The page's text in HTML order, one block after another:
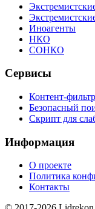
Иноагенты
НКО
СОНКО
Сервисы
Контент-фильтр
Безопасный
Скрипт для
Информация
О проекте
Политика
Контакты